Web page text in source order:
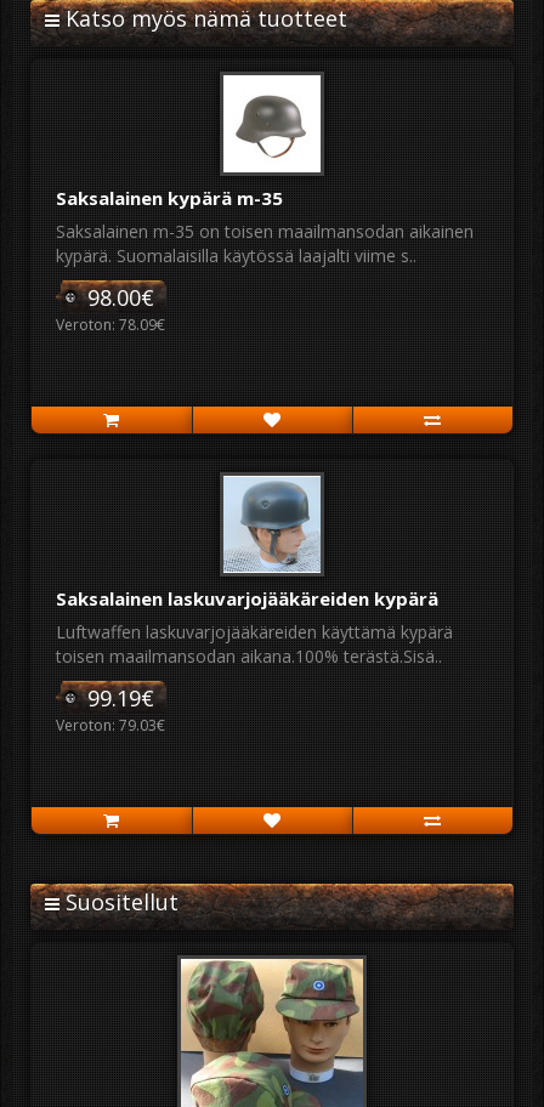
Katso myös nämä tuotteet
Saksalainen kypärä m-35
Saksalainen m-35 on toisen maailmansodan aikainen
kypärä. Suomalaisilla käytössä laajalti viime s..
98.00€
Veroton: 78.09€
Saksalainen laskuvarjojääkäreiden kypärä
Luftwaffen laskuvarjojääkäreiden käyttämä kypärä
toisen maailmansodan aikana.100% terästä.Sisä..
99.19€
Veroton: 79.03€
Suositellut